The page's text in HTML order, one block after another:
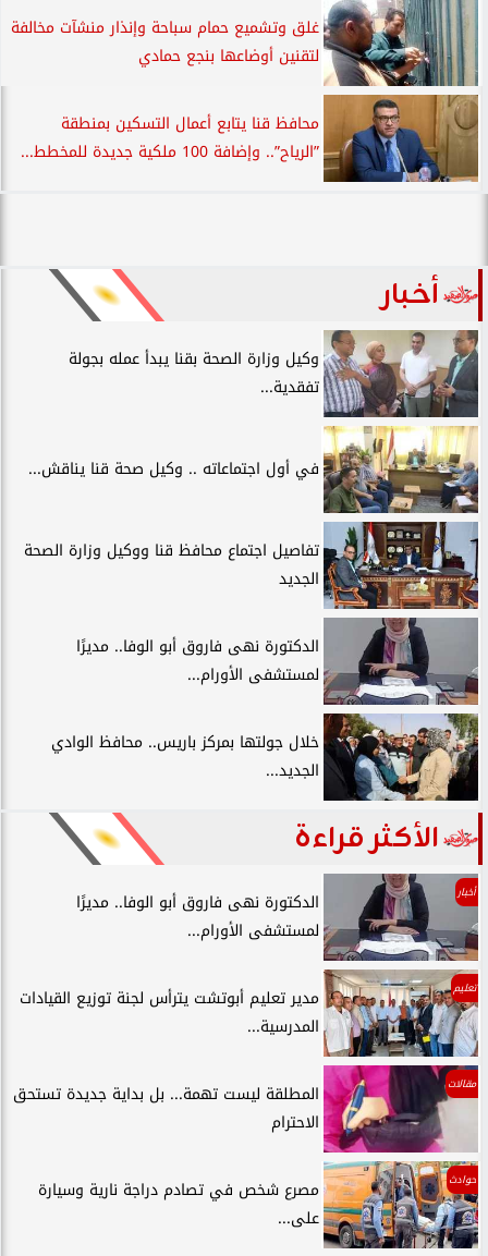
غلق وتشميع حمام سباحة وإنذار منشآت مخالفة
لتقنين أوضاعها بنجع حمادي
محافظ قنا يتابع أعمال التسكين بمنطقة
”الرياح”.. وإضافة 100 ملكية جديدة للمخطط...
أخبار
وكيل وزارة الصحة بقنا يبدأ عمله بجولة
تفقدية...
في أول اجتماعاته .. وكيل صحة قنا يناقش...
تفاصيل اجتماع محافظ قنا ووكيل وزارة الصحة
الجديد
الدكتورة نهى فاروق أبو الوفا.. مديرًا
لمستشفى الأورام...
خلال جولتها بمركز باريس.. محافظ الوادي
الجديد...
الأكثر قراءة
أخبار
الدكتورة نهى فاروق أبو الوفا.. مديرًا
لمستشفى الأورام...
تعليم
مدير تعليم أبوتشت يترأس لجنة توزيع القيادات
المدرسية...
مقالات
المطلقة ليست تهمة... بل بداية جديدة تستحق
الاحترام
حوادث
مصرع شخص في تصادم دراجة نارية وسيارة
على...